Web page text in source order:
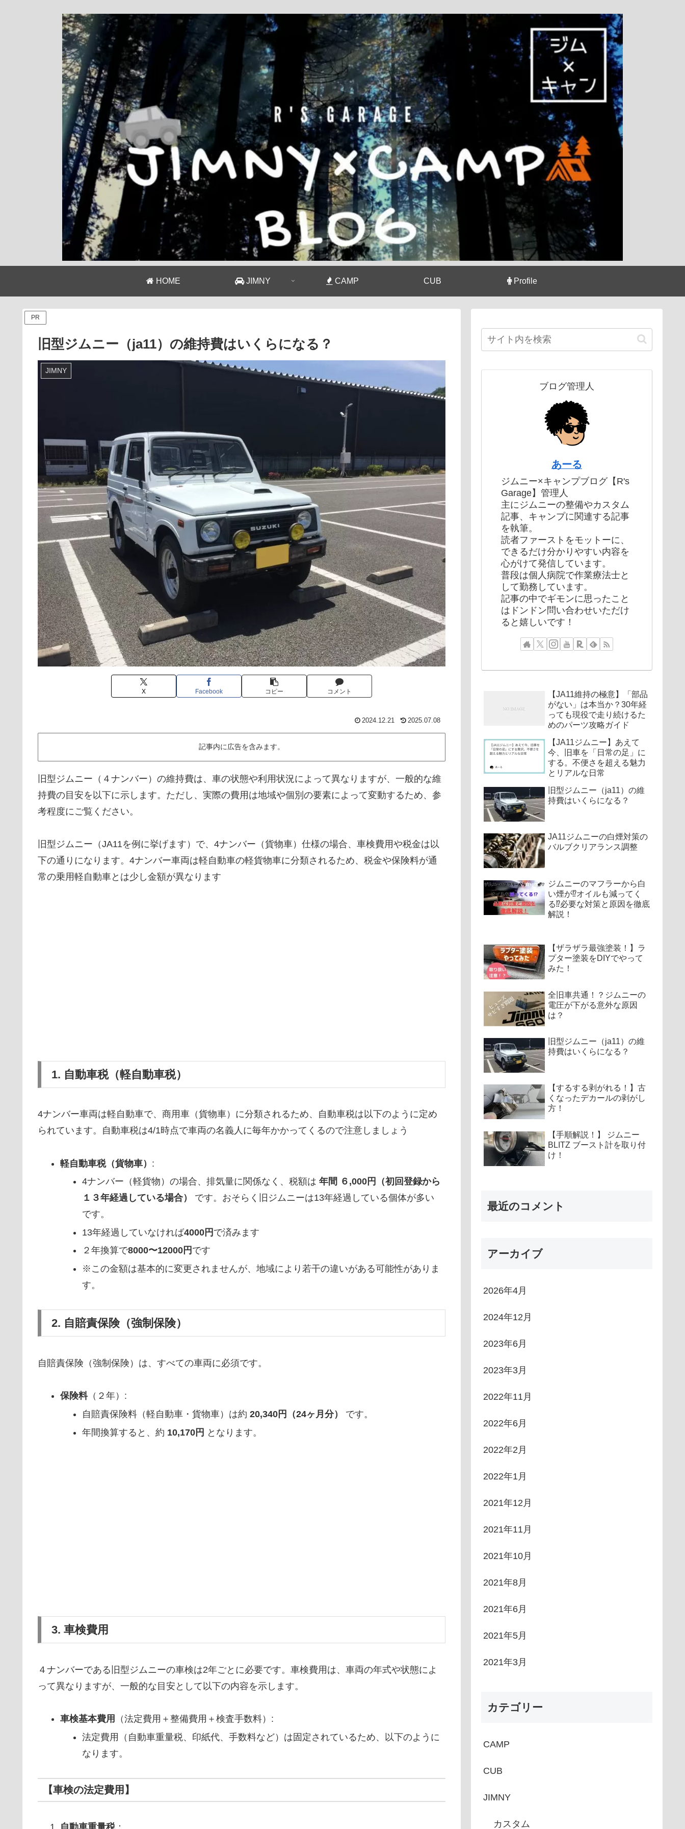
HOME JIMNY CAMP CUB Profile
PR
旧型ジムニー（ja11）の維持費はいくらになる？
JIMNY
X Facebook コピー コメント
2024.12.21 2025.07.08
記事内に広告を含みます。
旧型ジムニー（４ナンバー）の維持費は、車の状態や利用状況によって異なりますが、一般的な維
持費の目安を以下に示します。ただし、実際の費用は地域や個別の要素によって変動するため、参
考程度にご覧ください。
旧型ジムニー（JA11を例に挙げます）で、4ナンバー（貨物車）仕様の場合、車検費用や税金は以
下の通りになります。4ナンバー車両は軽自動車の軽貨物車に分類されるため、税金や保険料が通
常の乗用軽自動車とは少し金額が異なります
1. 自動車税（軽自動車税）
4ナンバー車両は軽自動車で、商用車（貨物車）に分類されるため、自動車税は以下のように定め
られています。自動車税は4/1時点で車両の名義人に毎年かかってくるので注意しましょう
軽自動車税（貨物車） :
4ナンバー（軽貨物）の場合、排気量に関係なく、税額は年間 ６,000円（初回登録から
１３年経過している場合）
です。おそらく旧ジムニーは13年経過している個体が多い
です。
13年経過していなければ4000円 で済みます
２年換算で8000〜12000円 です
※この金額は基本的に変更されませんが、地域により若干の違いがある可能性がありま
す。
2. 自賠責保険（強制保険）
自賠責保険（強制保険）は、すべての車両に必須です。
保険料（２年）:
自賠責保険料（軽自動車・貨物車）は約20,340円（24ヶ月分）
です。
年間換算すると、約 10,170円 となります。
3. 車検費用
４ナンバーである旧型ジムニーの車検は2年ごとに必要です。車検費用は、車両の年式や状態によ
って異なりますが、一般的な目安として以下の内容を示します。
車検基本費用
（法定費用＋整備費用＋検査手数料）:
法定費用（自動車重量税、印紙代、手数料など）は固定されているため、以下のように
なります。
【車検の法定費用】
自動車重量税：
ブログ管理人
あーる
ジムニー×キャンプブログ【R's
Garage】管理人
主にジムニーの整備やカスタム
記事、キャンプに関連する記事
を執筆。
読者ファーストをモットーに、
できるだけ分かりやすい内容を
心がけて発信しています。
普段は個人病院で作業療法士と
して勤務しています。
記事の中でギモンに思ったこと
はドンドン問い合わせいただけ
ると嬉しいです！
【JA11維持の極意】「部品
がない」は本当か？30年経
っても現役で走り続けるた
めのパーツ攻略ガイド
【JA11ジムニー】あえて
今、旧車を「日常の足」に
する。不便さを超える魅力
とリアルな日常
旧型ジムニー（ja11）の維
持費はいくらになる？
JA11ジムニーの白煙対策の
バルブクリアランス調整
ジムニーのマフラーから白
い煙が⁉︎オイルも減ってく
る⁉︎必要な対策と原因を徹底
解説！
【ザラザラ最強塗装！】ラ
プター塗装をDIYでやって
みた！
全旧車共通！？ジムニーの
電圧が下がる意外な原因
は？
旧型ジムニー（ja11）の維
持費はいくらになる？
【するする剥がれる！】古
くなったデカールの剥がし
方！
【手順解説！】 ジムニー
BLITZ ブースト計を取り付
け！
最近のコメント
アーカイブ
2026年4月
2024年12月
2023年6月
2023年3月
2022年11月
2022年6月
2022年2月
2022年1月
2021年12月
2021年11月
2021年10月
2021年8月
2021年6月
2021年5月
2021年3月
カテゴリー
CAMP
CUB
JIMNY
カスタム